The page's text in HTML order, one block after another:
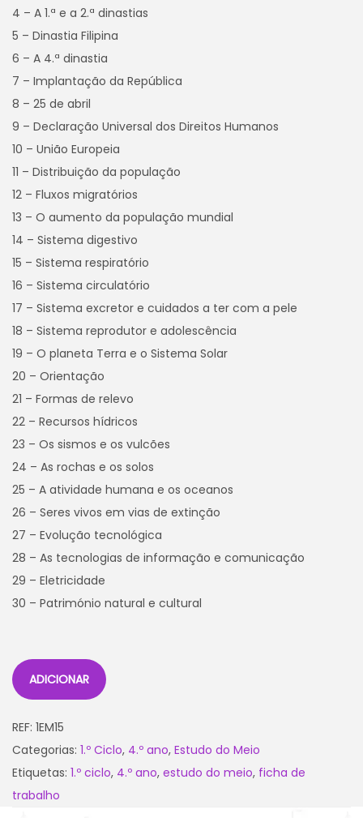
4 – A 1.ª e a 2.ª dinastias
5 – Dinastia Filipina
6 – A 4.ª dinastia
7 – Implantação da República
8 – 25 de abril
9 – Declaração Universal dos Direitos Humanos
10 – União Europeia
11 – Distribuição da população
12 – Fluxos migratórios
13 – O aumento da população mundial
14 – Sistema digestivo
15 – Sistema respiratório
16 – Sistema circulatório
17 – Sistema excretor e cuidados a ter com a pele
18 – Sistema reprodutor e adolescência
19 – O planeta Terra e o Sistema Solar
20 – Orientação
21 – Formas de relevo
22 – Recursos hídricos
23 – Os sismos e os vulcões
24 – As rochas e os solos
25 – A atividade humana e os oceanos
26 – Seres vivos em vias de extinção
27 – Evolução tecnológica
28 – As tecnologias de informação e comunicação
29 – Eletricidade
30 – Património natural e cultural
ADICIONAR
REF: 1EM15
Categorias: 1.º Ciclo, 4.º ano, Estudo do Meio
Etiquetas: 1.º ciclo, 4.º ano, estudo do meio, ficha de
trabalho